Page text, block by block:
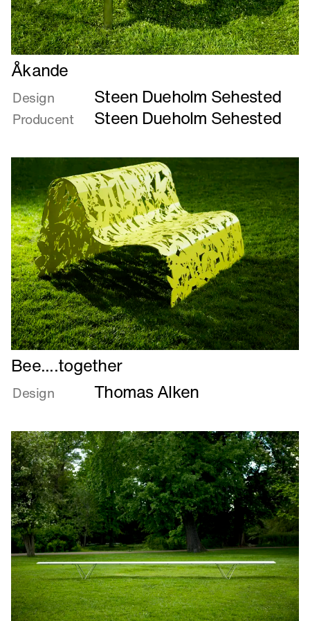
Læs
mere
om
Åkande
Åkande
Design Steen Dueholm Sehested
Producent Steen Dueholm Sehested
Læs
mere
om
Bee....together
Design Thomas Alken